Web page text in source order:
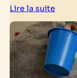
Lire la suite